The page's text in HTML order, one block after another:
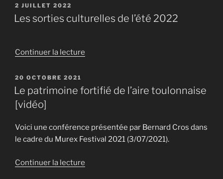
culturelles
PUBLIÉ
LE
2 JUILLET 2022
Les sorties culturelles de l’été 2022
Continuer la lecture
culturelles
2022 »
PUBLIÉ
LE
20 OCTOBRE 2021
Le patrimoine fortifié de l’aire toulonnaise
[vidéo]
Voici une conférence présentée par Bernard Cros dans
le cadre du Murex Festival 2021 (3/07/2021).
Continuer la lecture